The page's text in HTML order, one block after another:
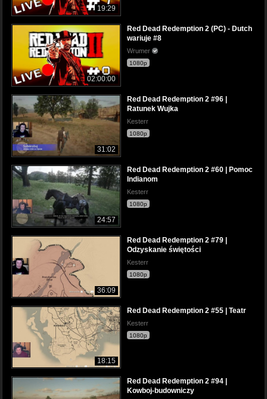
19:29
02:00:00
Red Dead Redemption 2 (PC) - Dutch
wariuje #8
Wrumer
1080p
31:02
Red Dead Redemption 2 #96 |
Ratunek Wujka
Kesterr
1080p
24:57
Red Dead Redemption 2 #60 | Pomoc
Indianom
Kesterr
1080p
36:09
Red Dead Redemption 2 #79 |
Odzyskanie świętości
Kesterr
1080p
18:15
Red Dead Redemption 2 #55 | Teatr
Kesterr
1080p
Red Dead Redemption 2 #94 |
Kowboj-budowniczy